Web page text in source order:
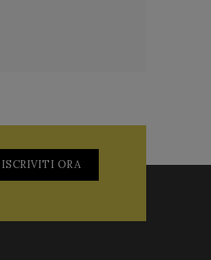
ISCRIVITI ORA